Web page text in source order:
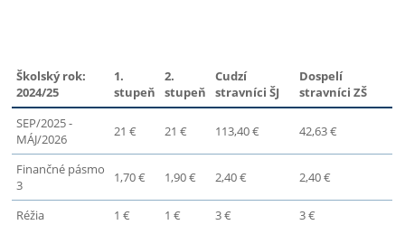
Školský rok:
2024/25
1.
stupeň
2.
stupeň
Cudzí
stravníci ŠJ
Dospelí
stravníci ZŠ
SEP/2025 -
MÁJ/2026
21 € 21 € 113,40 € 42,63 €
Finančné pásmo
3
1,70 € 1,90 € 2,40 € 2,40 €
Réžia 1 € 1 € 3 € 3 €